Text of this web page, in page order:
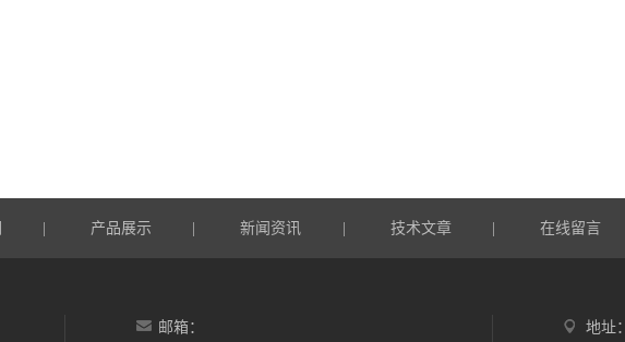
产品展示 新闻资讯 技术文章 在线留言
邮箱： 地址：